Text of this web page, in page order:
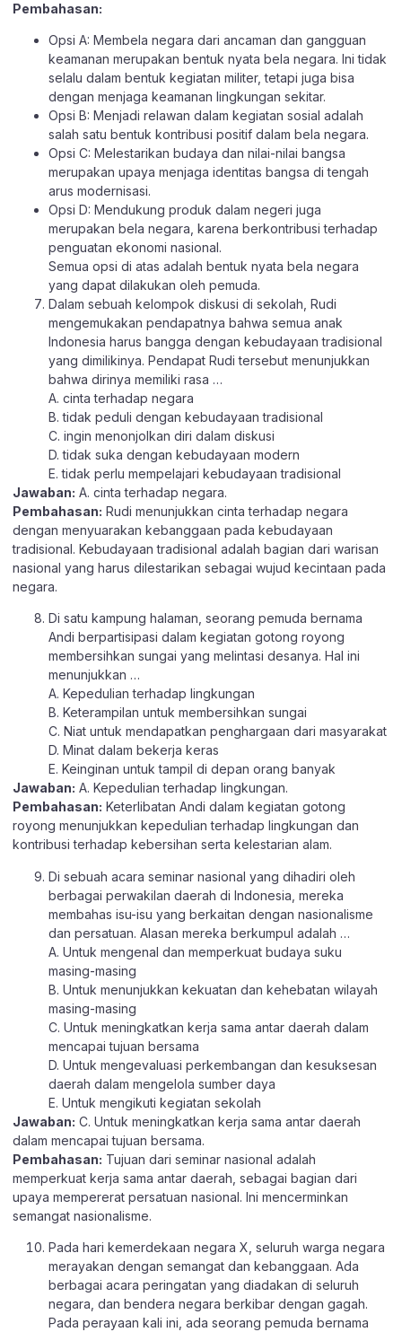
Pembahasan:
Opsi A: Membela negara dari ancaman dan gangguan
keamanan merupakan bentuk nyata bela negara. Ini tidak
selalu dalam bentuk kegiatan militer, tetapi juga bisa
dengan menjaga keamanan lingkungan sekitar.
Opsi B: Menjadi relawan dalam kegiatan sosial adalah
salah satu bentuk kontribusi positif dalam bela negara.
Opsi C: Melestarikan budaya dan nilai-nilai bangsa
merupakan upaya menjaga identitas bangsa di tengah
arus modernisasi.
Opsi D: Mendukung produk dalam negeri juga
merupakan bela negara, karena berkontribusi terhadap
penguatan ekonomi nasional.
Semua opsi di atas adalah bentuk nyata bela negara
yang dapat dilakukan oleh pemuda.
Dalam sebuah kelompok diskusi di sekolah, Rudi
mengemukakan pendapatnya bahwa semua anak
Indonesia harus bangga dengan kebudayaan tradisional
yang dimilikinya. Pendapat Rudi tersebut menunjukkan
bahwa dirinya memiliki rasa …
A. cinta terhadap negara
B. tidak peduli dengan kebudayaan tradisional
C. ingin menonjolkan diri dalam diskusi
D. tidak suka dengan kebudayaan modern
E. tidak perlu mempelajari kebudayaan tradisional
Jawaban: A. cinta terhadap negara.
Pembahasan: Rudi menunjukkan cinta terhadap negara
dengan menyuarakan kebanggaan pada kebudayaan
tradisional. Kebudayaan tradisional adalah bagian dari warisan
nasional yang harus dilestarikan sebagai wujud kecintaan pada
negara.
Di satu kampung halaman, seorang pemuda bernama
Andi berpartisipasi dalam kegiatan gotong royong
membersihkan sungai yang melintasi desanya. Hal ini
menunjukkan …
A. Kepedulian terhadap lingkungan
B. Keterampilan untuk membersihkan sungai
C. Niat untuk mendapatkan penghargaan dari masyarakat
D. Minat dalam bekerja keras
E. Keinginan untuk tampil di depan orang banyak
Jawaban: A. Kepedulian terhadap lingkungan.
Pembahasan: Keterlibatan Andi dalam kegiatan gotong
royong menunjukkan kepedulian terhadap lingkungan dan
kontribusi terhadap kebersihan serta kelestarian alam.
Di sebuah acara seminar nasional yang dihadiri oleh
berbagai perwakilan daerah di Indonesia, mereka
membahas isu-isu yang berkaitan dengan nasionalisme
dan persatuan. Alasan mereka berkumpul adalah …
A. Untuk mengenal dan memperkuat budaya suku
masing-masing
B. Untuk menunjukkan kekuatan dan kehebatan wilayah
masing-masing
C. Untuk meningkatkan kerja sama antar daerah dalam
mencapai tujuan bersama
D. Untuk mengevaluasi perkembangan dan kesuksesan
daerah dalam mengelola sumber daya
E. Untuk mengikuti kegiatan sekolah
Jawaban: C. Untuk meningkatkan kerja sama antar daerah
dalam mencapai tujuan bersama.
Pembahasan: Tujuan dari seminar nasional adalah
memperkuat kerja sama antar daerah, sebagai bagian dari
upaya mempererat persatuan nasional. Ini mencerminkan
semangat nasionalisme.
Pada hari kemerdekaan negara X, seluruh warga negara
merayakan dengan semangat dan kebanggaan. Ada
berbagai acara peringatan yang diadakan di seluruh
negara, dan bendera negara berkibar dengan gagah.
Pada perayaan kali ini, ada seorang pemuda bernama